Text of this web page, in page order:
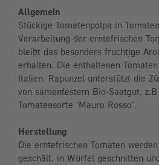
Allgemein
Stückige Tomatenpolpa in
Verarbeitung der erntefrischen
bleibt das besonders fruchtige
erhalten. Die enthaltenen
Italien. Rapunzel unterstützt die
von samenfestem Bio-Saatgut,
Tomatensorte 'Mauro Rosso'.
Herstellung
Die erntefrischen Tomaten
geschält, in Würfel geschnitten